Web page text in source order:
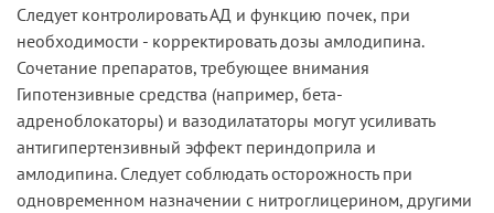
Следует контролировать АД и функцию почек, при
необходимости - корректировать дозы амлодипина.
Сочетание препаратов, требующее внимания
Гипотензивные средства (например, бета-
адреноблокаторы) и вазодилататоры могут усиливать
антигипертензивный эффект периндоприла и
амлодипина. Следует соблюдать осторожность при
одновременном назначении с нитроглицерином, другими